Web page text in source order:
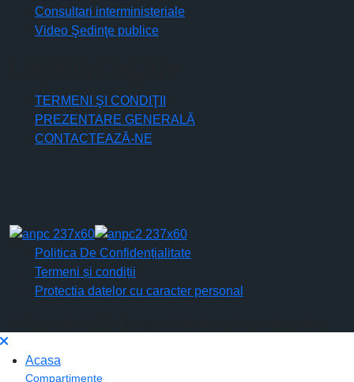
Consultari interministeriale
Video Şedinţe publice
TERMENI ŞI CONDIŢII
PREZENTARE GENERALĂ
CONTACTEAZĂ-NE
Politica De Confidențialitate
Termeni și condiții
Protectia datelor cu caracter personal
Acasa
Compartimente